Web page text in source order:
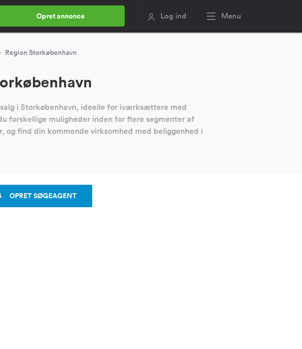
Opret annonce Log ind Menu
Region Storkøbenhavn
i Storkøbenhavn, ideelle for iværksættere med
forskellige muligheder inden for flere segmenter af
og find din kommende virksomhed med beliggenhed i
OPRET SØGEAGENT